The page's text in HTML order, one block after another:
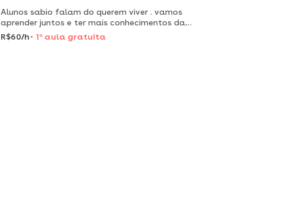
Alunos sabio falam do querem viver . vamos
aprender juntos e ter mais conhecimentos da
nossa vida.vamos estudar mais fisica e cencia
R$60/h 1 aaula gratuita